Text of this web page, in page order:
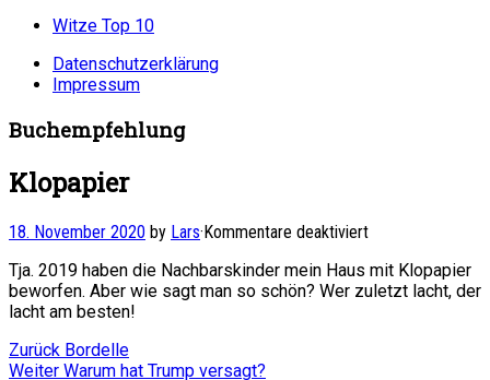
Witze Top 10
Datenschutzerklärung
Impressum
Buchempfehlung
Klopapier
18. November 2020 by Lars·Kommentare deaktiviertfür
Tja. 2019 haben die Nachbarskinder mein Haus mit Klopapier
beworfen. Aber wie sagt man so schön? Wer zuletzt lacht, der
lacht am besten!
Beitragsnavigation
Zurück Vorheriger
Beitrag:
Bordelle
Weiter Nächster
Warum hat Trump versagt?